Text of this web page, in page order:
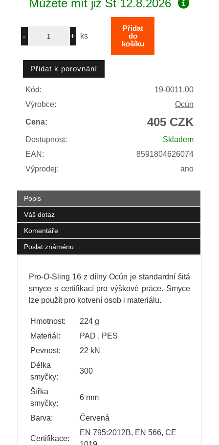
Můžete mít již St 12.8.2026
ks
Kód:
19-0011.00
Výrobce:
Ocún
Cena: 405 CZK
Dostupnost:
Skladem
EAN:
8591804626074
Výprodej:
ano
Popis
Váš dotaz
Komentáře
Poslat známénu
Pro-O-Sling 16 z dílny Ocún je standardní šitá
smyce s certifikací pro výškové práce. Smyce
lze použít pro kotvení osob i materiálu.
Hmotnost:
224 g
Materiál:
PAD , PES
Pevnost:
22 kN
Délka
smyčky:
300
Šířka
smyčky:
6 mm
Barva: Červená
Certifikace:
EN 795:2012B, EN 566, CE